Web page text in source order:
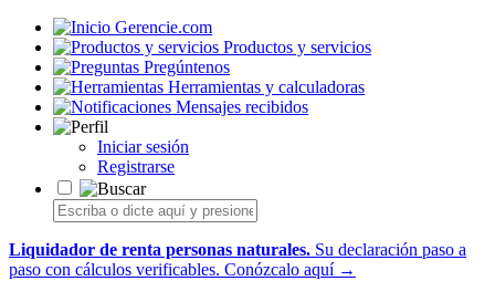
Gerencie.com
Productos y servicios
Pregúntenos
Herramientas y calculadoras
Mensajes recibidos
Iniciar sesión
Registrarse
Liquidador de renta personas naturales. Su declaración paso a
paso con cálculos verificables. Conózcalo aquí →